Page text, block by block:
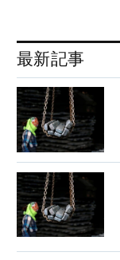
最新記事